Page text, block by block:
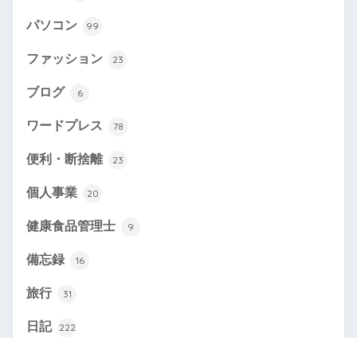
パソコン 99
ファッション 23
ブログ 6
ワードプレス 78
便利・断捨離 23
個人事業 20
健康食品管理士 9
備忘録 16
旅行 31
日記 222